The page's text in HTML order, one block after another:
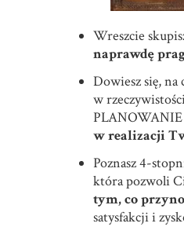
Wreszcie
naprawdę
Dowiesz się, na
w
w realizacji
Poznasz 4-
która pozwoli
tym, co
satysfakcji i